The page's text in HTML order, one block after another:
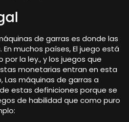
de garras es donde las
muchos países, El juego está
la ley., y los juegos que
monetarias entran en esta
Las máquinas de garras a
estas definiciones porque se
de habilidad que como puro